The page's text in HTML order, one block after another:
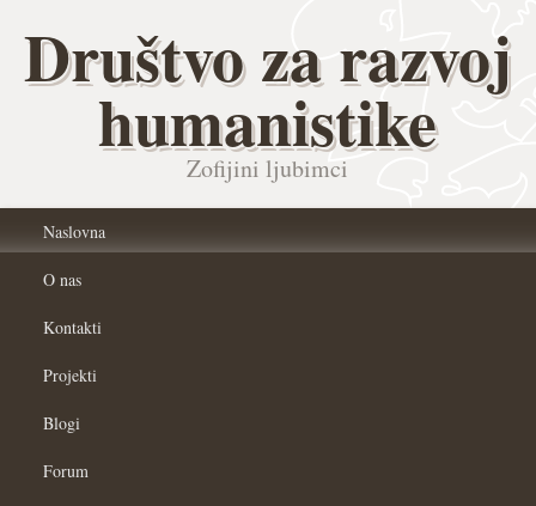
Društvo za razvoj
humanistike
Zofijini ljubimci
Naslovna
O nas
Kontakti
Projekti
Blogi
Forum